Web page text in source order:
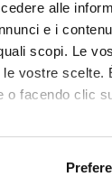
alle
e i
scopi. Le
vostre
o facendo clic
anche:
sulla tua